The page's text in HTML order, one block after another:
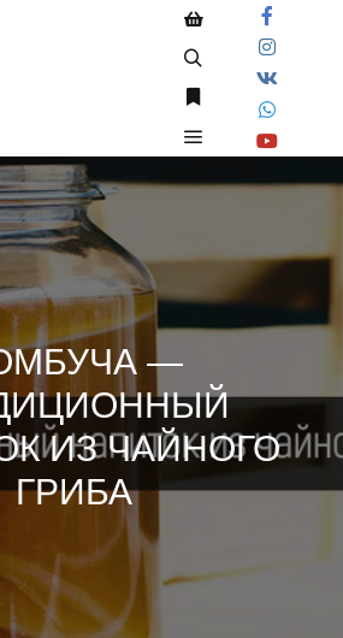
Боковая панель
Найти
Больше
—
ИЗ ЧАЙНОГО
ГРИБА